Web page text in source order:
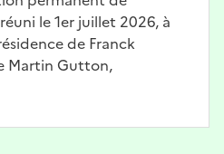
le 1er juillet 2026, à
de Franck
Martin Gutton,